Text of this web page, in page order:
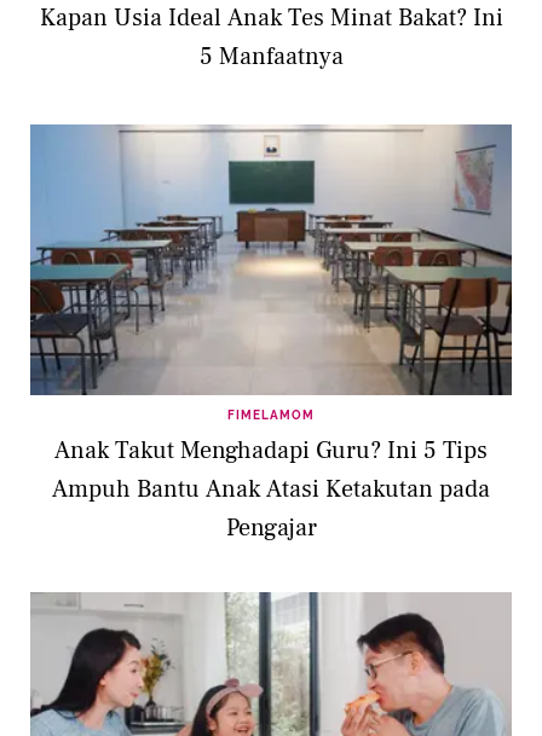
Kapan Usia Ideal Anak Tes Minat Bakat? Ini
5 Manfaatnya
FIMELAMOM
Anak Takut Menghadapi Guru? Ini 5 Tips
Ampuh Bantu Anak Atasi Ketakutan pada
Pengajar